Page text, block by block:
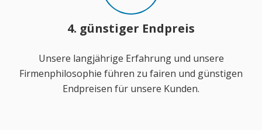
4. günstiger Endpreis
Unsere langjährige Erfahrung und unsere
Firmenphilosophie führen zu fairen und günstigen
Endpreisen für unsere Kunden.